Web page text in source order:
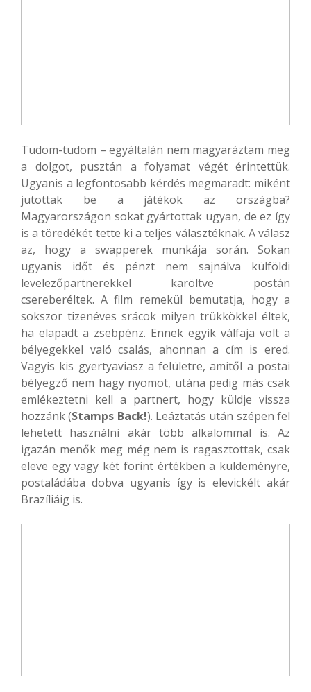
Tudom-tudom – egyáltalán nem magyaráztam meg
a dolgot, pusztán a folyamat végét érintettük.
Ugyanis a legfontosabb kérdés megmaradt: miként
jutottak be a játékok az országba?
Magyarországon sokat gyártottak ugyan, de ez így
is a töredékét tette ki a teljes választéknak. A válasz
az, hogy a swapperek munkája során. Sokan
ugyanis időt és pénzt nem sajnálva külföldi
levelezőpartnerekkel karöltve postán
csereberéltek. A film remekül bemutatja, hogy a
sokszor tizenéves srácok milyen trükkökkel éltek,
ha elapadt a zsebpénz. Ennek egyik válfaja volt a
bélyegekkel való csalás, ahonnan a cím is ered.
Vagyis kis gyertyaviasz a felületre, amitől a postai
bélyegző nem hagy nyomot, utána pedig más csak
emlékeztetni kell a partnert, hogy küldje vissza
hozzánk (Stamps Back!). Leáztatás után szépen fel
lehetett használni akár több alkalommal is. Az
igazán menők meg még nem is ragasztottak, csak
eleve egy vagy két forint értékben a küldeményre,
postaládába dobva ugyanis így is elevickélt akár
Brazíliáig is.